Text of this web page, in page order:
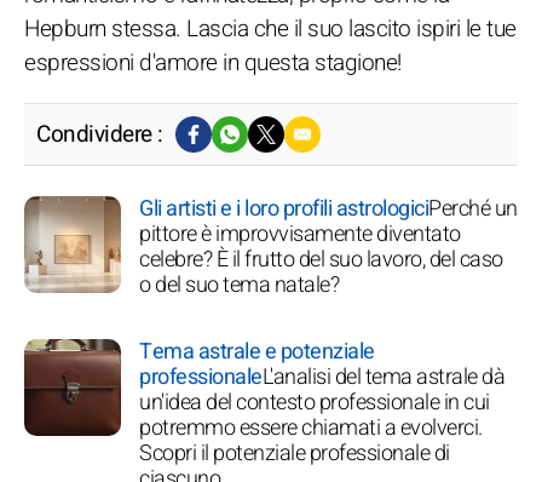
Hepburn stessa. Lascia che il suo lascito ispiri le tue
espressioni d'amore in questa stagione!
Condividere :
Gli artisti e i loro profili astrologiciPerché un
pittore è improvvisamente diventato
celebre? È il frutto del suo lavoro, del caso
o del suo tema natale?
Tema astrale e potenziale
professionaleL'analisi del tema astrale dà
un'idea del contesto professionale in cui
potremmo essere chiamati a evolverci.
Scopri il potenziale professionale di